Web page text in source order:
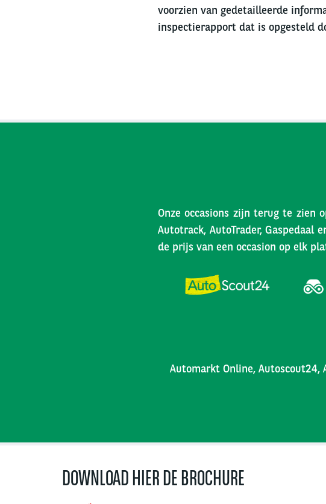
voorzien van gedetailleerde
inspectierapport dat is opgesteld
Onze occasions zijn terug te zien
Autotrack, AutoTrader, Gaspedaal
de prijs van een occasion op elk
Automarkt Online, Autoscout24,
DOWNLOAD HIER DE BROCHURE